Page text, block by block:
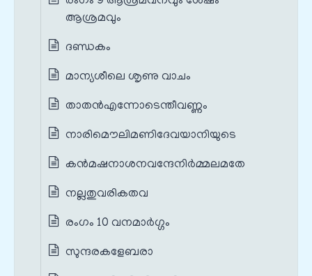
ആശ്രമവും
ദണ്ഡകം
മാന്യശീലെ ശൃണു വാചം
താതന്‍എന്നോടെന്തീവണ്ണം
നാരിമൌലിമണിദേവയാനിയുടെ
കൻമഷനാശനവന്ദേനിര്‍മ്മലമതേ
നല്ലതുവരികതവ
രംഗം 10 വനമാര്‍ഗ്ഗം
സുന്ദരകളേബരാ